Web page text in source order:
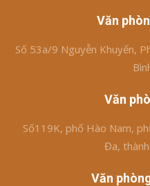
Văn
Số 53a/9 Nguyễn Khuyến,
Văn
Số119K, phố Hào Nam,
Đa,
Văn